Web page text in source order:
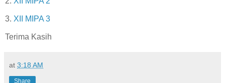
3. XII MIPA 3
Terima Kasih
at 3:18 AM
Share